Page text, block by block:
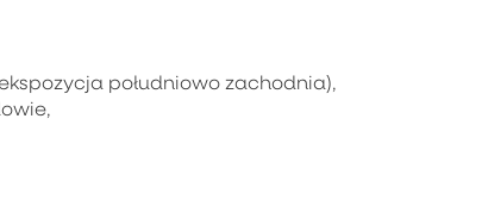
południowo zachodnia),